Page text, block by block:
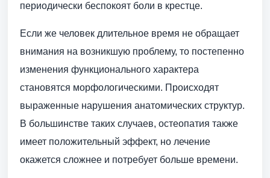
периодически беспокоят боли в крестце.
Если же человек длительное время не обращает
внимания на возникшую проблему, то постепенно
изменения функционального характера
становятся морфологическими. Происходят
выраженные нарушения анатомических структур.
В большинстве таких случаев, остеопатия также
имеет положительный эффект, но лечение
окажется сложнее и потребует больше времени.